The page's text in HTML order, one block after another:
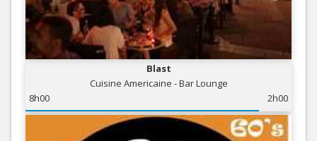
Blast
Cuisine Americaine - Bar Lounge
8h00
2h00